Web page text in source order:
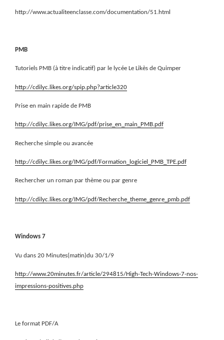
http://www.actualiteenclasse.com/documentation/51.html
PMB
Tutoriels PMB (à titre indicatif) par le lycée Le Likès de Quimper
http://cdilyc.likes.org/spip.php?article320
Prise en main rapide de PMB
http://cdilyc.likes.org/IMG/pdf/prise_en_main_PMB.pdf
Recherche simple ou avancée
http://cdilyc.likes.org/IMG/pdf/Formation_logiciel_PMB_TPE.pdf
Rechercher un roman par thème ou par genre
http://cdilyc.likes.org/IMG/pdf/Recherche_theme_genre_pmb.pdf
Windows 7
Vu dans 20 Minutes(matin)du 30/1/9
http://www.20minutes.fr/article/294815/High-Tech-Windows-7-nos-
impressions-positives.php
Le format PDF/A